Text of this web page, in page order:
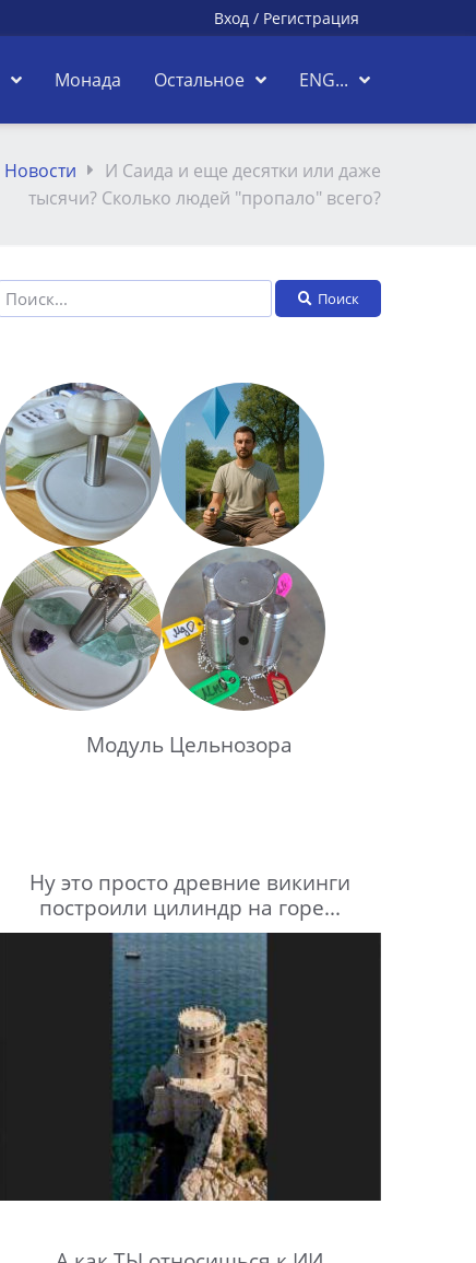
Вход / Регистрация
Монада Остальное ENG...
Новости
И Саида и еще десятки или даже
тысячи? Сколько людей "пропало" всего?
Поиск
Модуль Цельнозора
Ну это просто древние викинги
построили цилиндр на горе...